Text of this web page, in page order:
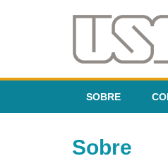
SOBRE
Sobre